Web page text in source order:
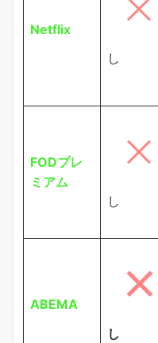
Netflix
し
FODプレ
ミアム
し
ABEMA
し